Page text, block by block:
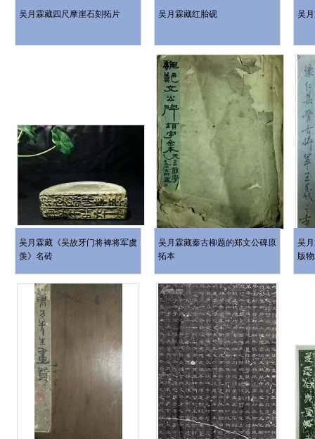
吴月霖藏四尺摩崖石刻拓片 吴月霖藏红胎砚 吴
吴月霖藏《吴故牙门将裨将军虞
羡》名砖
吴月霖藏秦古柳题的郑文公碑原
拓本
吴
版